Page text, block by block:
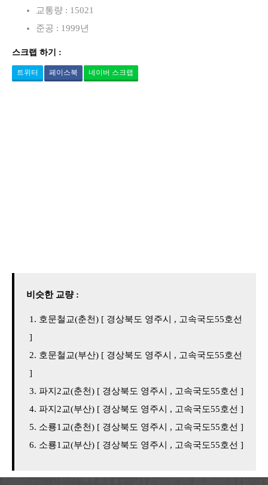
교통량 : 15021
준공 : 1999년
스크랩 하기 :
트위터 페이스북 네이버 스크랩
비슷한 교량 :
호문철교(춘천) [ 경상북도 영주시 , 고속국도55호선
]
호문철교(부산) [ 경상북도 영주시 , 고속국도55호선
]
파지2교(춘천) [ 경상북도 영주시 , 고속국도55호선 ]
파지2교(부산) [ 경상북도 영주시 , 고속국도55호선 ]
소룡1교(춘천) [ 경상북도 영주시 , 고속국도55호선 ]
소룡1교(부산) [ 경상북도 영주시 , 고속국도55호선 ]